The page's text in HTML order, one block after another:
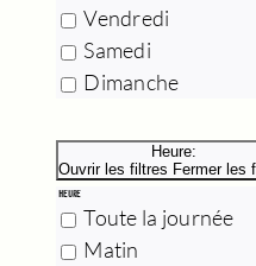
Vendredi
Samedi
Dimanche
Heure:
Ouvrir les filtres Fermer les
HEURE
Toute la journée
Matin